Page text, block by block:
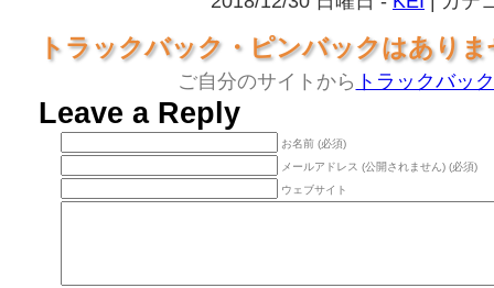
トラックバック・ピンバックはあり
ご自分のサイトから トラックバック
Leave a Reply
お名前 (必須)
メールアドレス (公開されません) (必須)
ウェブサイト